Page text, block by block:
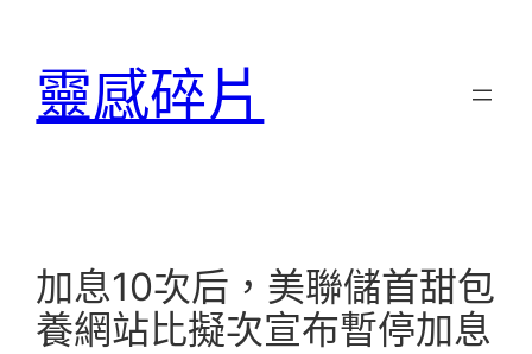
靈感碎片
加息10次后，美聯儲首甜包
養網站比擬次宣布暫停加息